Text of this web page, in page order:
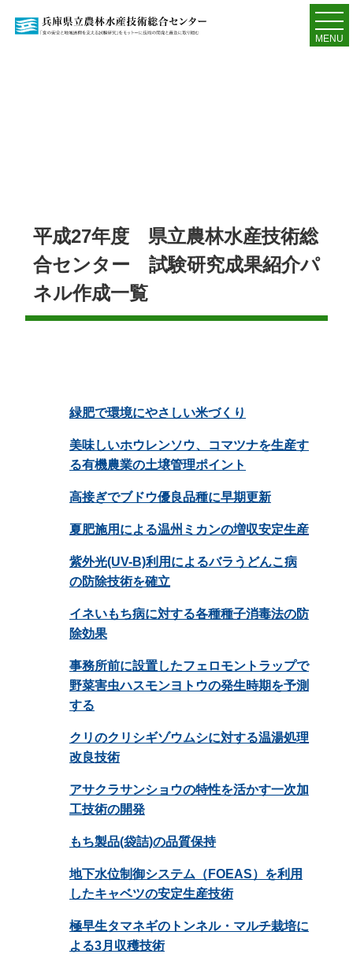
MENU
平成27年度 県立農林水産技術総
合センター 試験研究成果紹介パ
ネル作成一覧
緑肥で環境にやさしい米づくり
美味しいホウレンソウ、コマツナを生産す
る有機農業の土壌管理ポイント
高接ぎでブドウ優良品種に早期更新
夏肥施用による温州ミカンの増収安定生産
紫外光(UV-B)利用によるバラうどんこ病
の防除技術を確立
イネいもち病に対する各種種子消毒法の防
除効果
事務所前に設置したフェロモントラップで
野菜害虫ハスモンヨトウの発生時期を予測
する
クリのクリシギゾウムシに対する温湯処理
改良技術
アサクラサンショウの特性を活かす一次加
工技術の開発
もち製品(袋詰)の品質保持
地下水位制御システム（FOEAS）を利用
したキャベツの安定生産技術
極早生タマネギのトンネル・マルチ栽培に
よる3月収穫技術